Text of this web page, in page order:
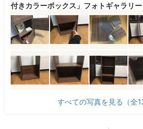
付きカラーボックス」フォトギャラリー
すべての写真を見る（全